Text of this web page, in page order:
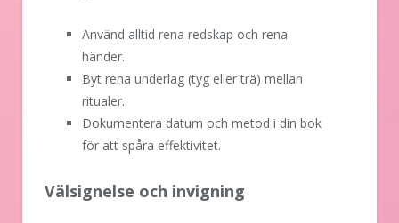
Använd alltid rena redskap och rena
händer.
Byt rena underlag (tyg eller trä) mellan
ritualer.
Dokumentera datum och metod i din bok
för att spåra effektivitet.
Välsignelse och invigning